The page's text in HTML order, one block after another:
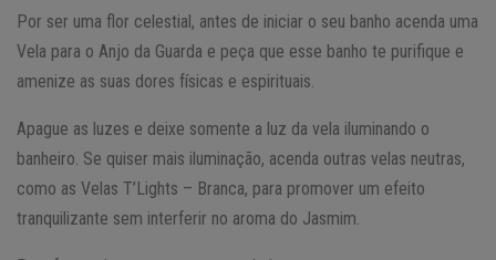
Por ser uma flor celestial, antes de iniciar o seu banho acenda uma
Vela para o Anjo da Guarda e peça que esse banho te purifique e
amenize as suas dores físicas e espirituais.
Apague as luzes e deixe somente a luz da vela iluminando o
banheiro. Se quiser mais iluminação, acenda outras velas neutras,
como as Velas T’Lights – Branca, para promover um efeito
tranquilizante sem interferir no aroma do Jasmim.